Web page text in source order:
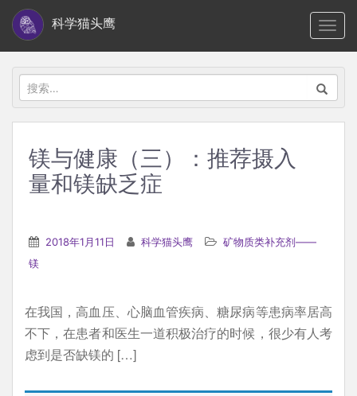
i
科学猫头鹰
搜
索：
镁与健康（三）：推荐摄入
量和镁缺乏症
2018年1月11日 科学猫头鹰
矿物质类补充剂——
镁
在我国，高血压、心脑血管疾病、糖尿病等患病率居高
不下，在患者和医生一道积极治疗的时候，很少有人考
虑到是否缺镁的 […]